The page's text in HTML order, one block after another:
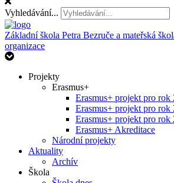
Vyhledávání...
Základní škola Petra Bezruče a mateřská
organizace
Projekty
Erasmus+
Erasmus+ projekt pro rok
Erasmus+ projekt pro rok
Erasmus+ projekt pro rok
Erasmus+ Akreditace
Národní projekty
Aktuality
Archív
Škola